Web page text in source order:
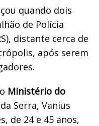
quando dois
de Polícia
distante cerca de
após serem
Ministério do
Serra, Vanius
de 24 e 45 anos,